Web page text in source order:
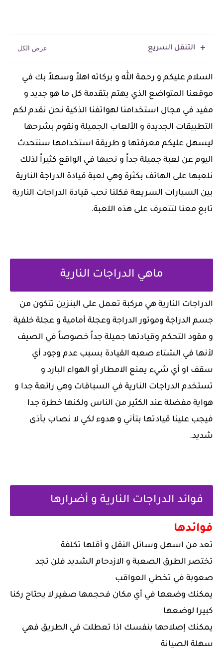
التنقل السريع
السلام عليكم و رحمة الله و بركاته اهلاً وسهلاً بك في
موقعنا المتواضع الذي يهتم بتقدمة كل ما هو جديد و
مفيد في مجال استخدامنا لهواتفنا الذكية نحن نقدم لكم
التطبيقات الجديدة و الألعاب الجميلة ونقوم بشرحها
ليسهل عليكم معرفتها و طريقة استخدامها سنتحدث
اليوم عن لعبة جميلة جداً و نحبها في الواقع كثيراً لذلك
نلعبها على الهاتف بكثرة وهي لعبة قيادة الدراجة النارية
بين السيارات السريعة فكلنا نحب قيادة الدراجات النارية
تابع معنا لتتعرف على هذه اللعبة.
ماهي الدراجات النارية
‏الدراجات النارية هي مركبة تعمل على البنزين ‏تتكون من
جسم الدراجة وموتور الدراجة وعجلة أمامية و عجلة خلفية
‏و مقود التحكم ‏وقيادتها جميلة جداً خصوصاً في الصيف
لأنها في الشتاء صعبه القيادة بسبب عدم وجود أي
سقف او أي شيء يمنع الامطار أو الهواء البارد و
تستخدم الدراجات النارية في السباقات وهي رائعة جدا و
هواية مفضلة عند الكثير من الناس ولكنها خطرة جدا
فيجب علينا قيادتها بتأني و هدوء لكي لا نصاب بأذى
شديد.
فوائد الدراجات النارية و أضرارها
فوائدها
تعد من اسهل وسائل النقل و أقلها تكلفة
تختصر الطرق الصعبة و الازدحام الشديد فلن تجد
صعوبة في تخطي العواقب
يمكنك وضعها في أي مكان فحجمها صغير لا يحتاج ركنا
كبيرا لوضعها
يمكنك إصلاحها بنفسك اذا تعطلت في الطريق فهي
سهلة الصيانة